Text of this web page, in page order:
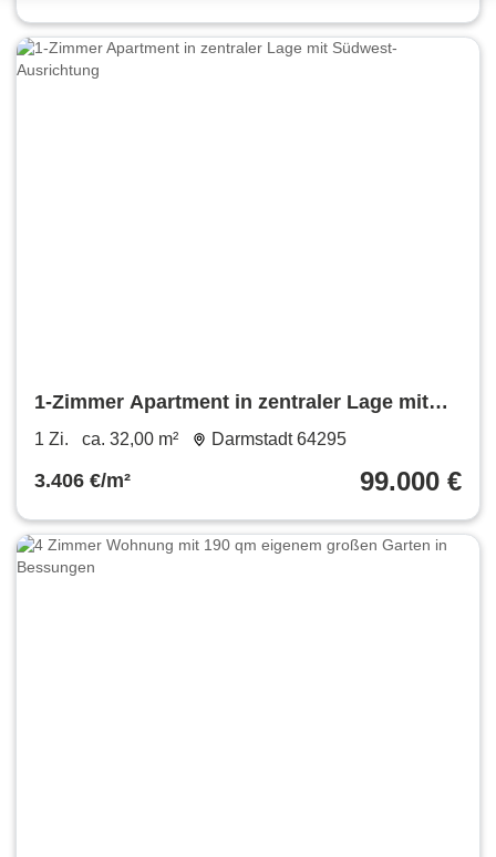
1-Zimmer Apartment in zentraler Lage mit
Südwest-Ausrichtung
1 Zi. ca. 32,00 m² Darmstadt 64295
3.406 €/m² 99.000 €